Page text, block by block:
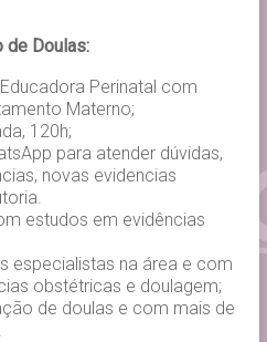
de Doulas:
Perinatal com
Materno;
120h;
para atender dúvidas,
novas evidencias
estudos em evidências
especialistas na área e com
obstétricas e doulagem;
de doulas e com mais de